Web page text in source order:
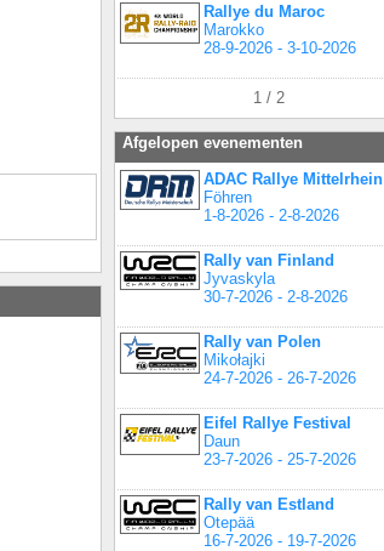
Rallye du Maroc
Marokko
28-9-2026 - 3-10-2026
1 / 2
Afgelopen evenementen
ADAC Rallye Mittelrhein
Föhren
1-8-2026 - 2-8-2026
Rally van Finland
Jyvaskyla
30-7-2026 - 2-8-2026
Rally van Polen
Mikołajki
24-7-2026 - 26-7-2026
Eifel Rallye Festival
Daun
23-7-2026 - 25-7-2026
Rally van Estland
Otepää
16-7-2026 - 19-7-2026